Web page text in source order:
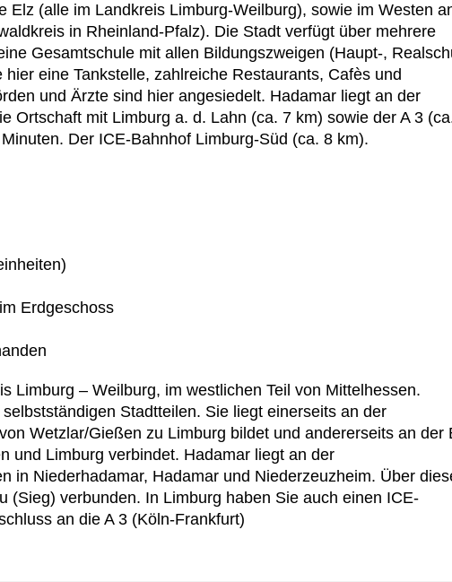
Elz (alle im Landkreis Limburg-Weilburg), sowie im Westen
in Rheinland-Pfalz). Die Stadt verfügt über mehrere
Gesamtschule mit allen Bildungszweigen (Haupt-,
eine Tankstelle, zahlreiche Restaurants, Cafès und
und Ärzte sind hier angesiedelt. Hadamar liegt an der
Ortschaft mit Limburg a. d. Lahn (ca. 7 km) sowie der A 3
Der ICE-Bahnhof Limburg-Süd (ca. 8 km).
Erdgeschoss
Limburg – Weilburg, im westlichen Teil von Mittelhessen.
Stadtteilen. Sie liegt einerseits an der
Wetzlar/Gießen zu Limburg bildet und andererseits an der
und Limburg verbindet. Hadamar liegt an der
in Niederhadamar, Hadamar und Niederzeuzheim. Über
(Sieg) verbunden. In Limburg haben Sie auch einen ICE-
an die A 3 (Köln-Frankfurt)